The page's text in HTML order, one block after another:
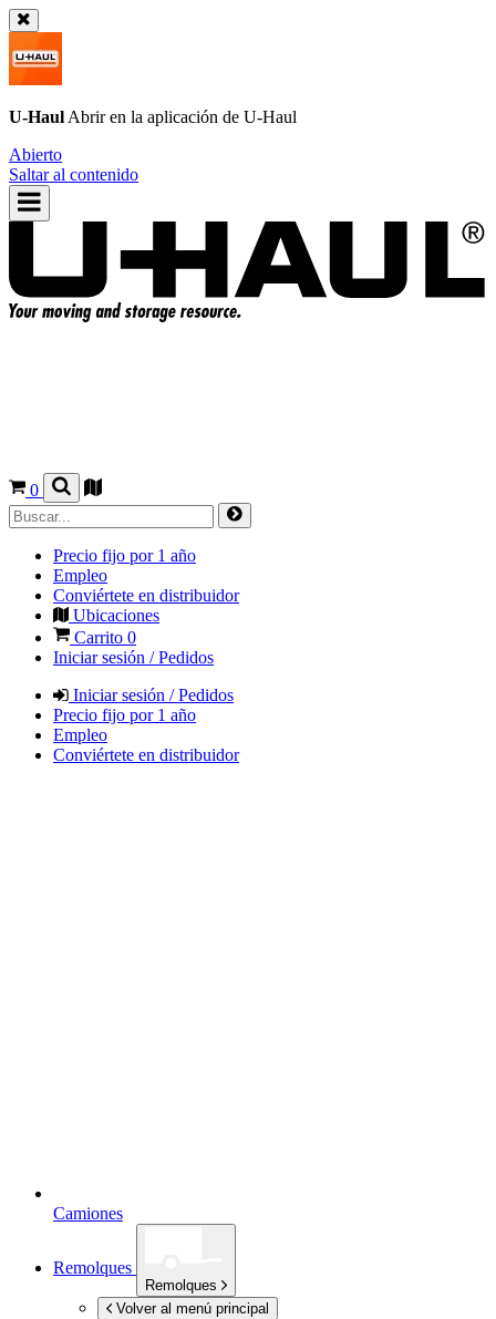
U-Haul Abrir en la aplicación de U-Haul
Abierto
Saltar al contenido
0
Precio fijo por 1 año
Empleo
Conviértete en distribuidor
Ubicaciones
Carrito 0
Iniciar sesión / Pedidos
Iniciar sesión / Pedidos
Precio fijo por 1 año
Empleo
Conviértete en distribuidor
Camiones
Remolques
Remolques
Volver al menú principal